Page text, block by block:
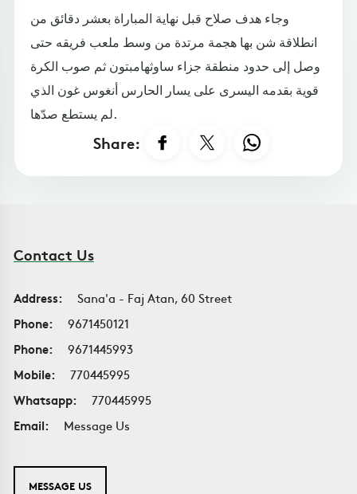
وجاء هدف صلاح قبل نهاية المباراة بعشر دقائق من
انطلاقة شن بها هجمة مرتدة من وسط ملعب فريقه حتى
وصل إلى حدود منطقة جزاء ساوثهامبتون ثم صوب الكرة
قوية بقدمه اليسرى على يسار الحارس أنغوس غون الذي
لم يستطع صدّها.
Share:
Contact Us
Address:
Sana'a - Faj Atan, 60 Street
Phone:
9671450121
Phone:
9671445993
Mobile:
770445995
Whatsapp:
770445995
Email:
Message Us
MESSAGE US